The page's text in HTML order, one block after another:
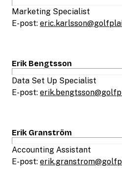
Marketing Specialist
E-post:
Erik Bengtsson
Data Set Up Specialist
E-post:
Erik Granström
Accounting Assistant
E-post: